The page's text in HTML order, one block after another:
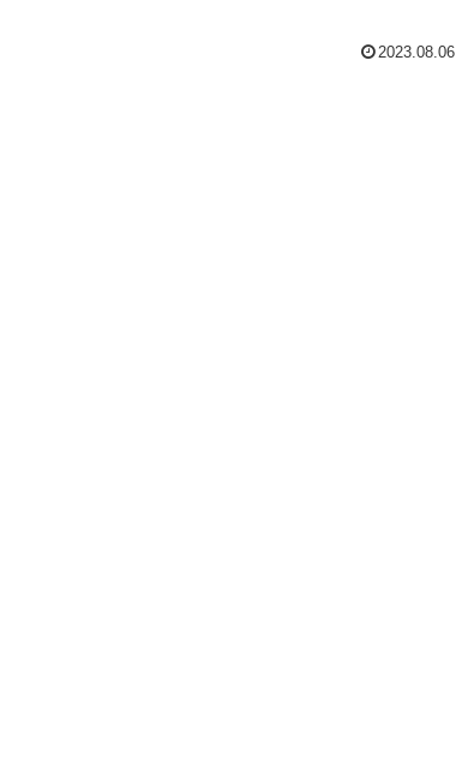
2023.08.06